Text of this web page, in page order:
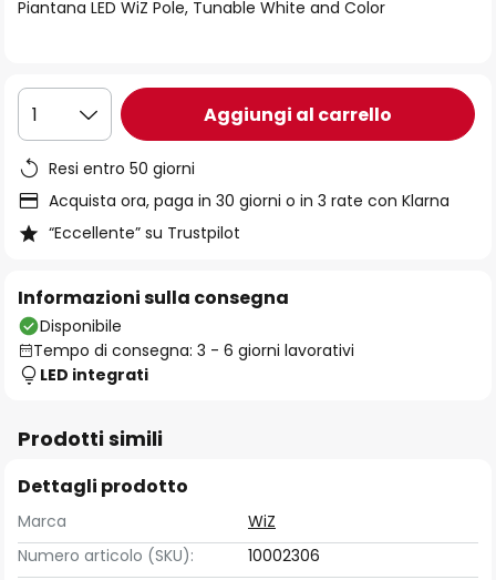
Piantana LED WiZ Pole, Tunable White and Color
1 Aggiungi al carrello
Resi entro 50 giorni
Acquista ora, paga in 30 giorni o in 3 rate con Klarna
“Eccellente” su Trustpilot
Informazioni sulla consegna
Disponibile
Tempo di consegna: 3 - 6 giorni lavorativi
LED integrati
Prodotti simili
Dettagli prodotto
Marca
WiZ
Numero articolo (SKU):
10002306